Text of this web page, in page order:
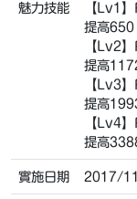
魅力技能
【Lv1
提高650
【Lv2
提高
【Lv3
提高
【Lv4
提高
實施日期 2017/